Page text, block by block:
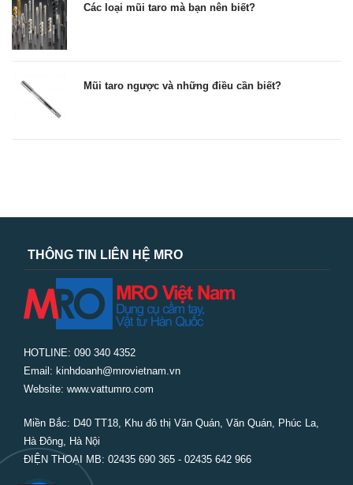
Các loại mũi taro mà bạn nên biết?
Mũi taro ngược và những điều cần biết?
THÔNG TIN LIÊN HỆ MRO
HOTLINE: 090 340 4352
Email: kinhdoanh@mrovietnam.vn
Website: www.vattumro.com
Miền Bắc: D40 TT18, Khu đô thị Văn Quán, Văn Quán, Phúc La,
Hà Đông, Hà Nội
ĐIỆN THOẠI MB: 02435 690 365 - 02435 642 966